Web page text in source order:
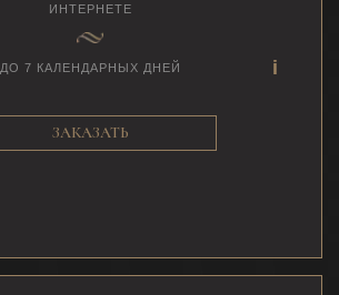
ИНТЕРНЕТЕ
ДО 7 КАЛЕНДАРНЫХ ДНЕЙ
ЗАКАЗАТЬ